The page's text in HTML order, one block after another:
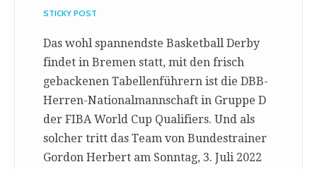
STICKY POST
Das wohl spannendste Basketball Derby
findet in Bremen statt, mit den frisch
gebackenen Tabellenführern ist die DBB-
Herren-Nationalmannschaft in Gruppe D
der FIBA World Cup Qualifiers. Und als
solcher tritt das Team von Bundestrainer
Gordon Herbert am Sonntag, 3. Juli 2022